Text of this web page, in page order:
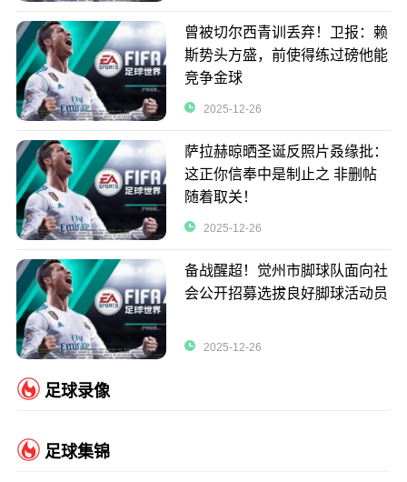
曾被切尔西青训丢弃！卫报：赖
斯势头方盛，前使得练过磅他能
竞争金球
2025-12-26
萨拉赫晾晒圣诞反照片叒缘批：
这正你信奉中是制止之 非删帖
随着取关！
2025-12-26
备战醒超！觉州市脚球队面向社
会公开招募选拔良好脚球活动员
2025-12-26
足球录像
足球集锦